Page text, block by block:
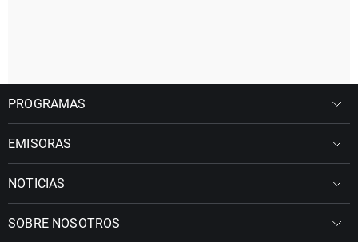
PROGRAMAS
EMISORAS
NOTICIAS
SOBRE NOSOTROS